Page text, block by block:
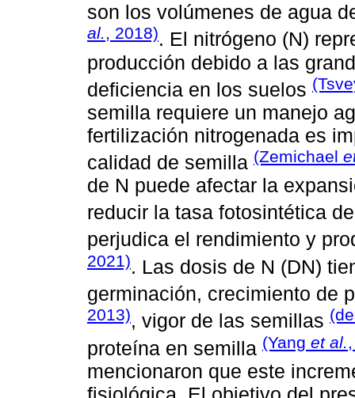
son los volúmenes de agua
al., 2018). El nitrógeno (N)
producción debido a las
deficiencia en los suelos
semilla requiere un manejo
fertilización nitrogenada es
calidad de semilla (Zemichael
de N puede afectar la
reducir la tasa fotosintética
perjudica el rendimiento y
2021). Las dosis de N (DN)
germinación, crecimiento de
2013), vigor de las semillas
proteína en semilla (Yang et al.
mencionaron que este